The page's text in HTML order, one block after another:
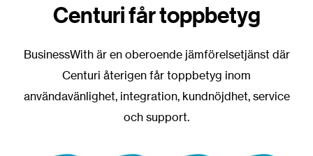
Centuri får toppbetyg
BusinessWith är en oberoende jämförelsetjänst där
Centuri återigen får toppbetyg inom
användavänlighet, integration, kundnöjdhet, service
och support.